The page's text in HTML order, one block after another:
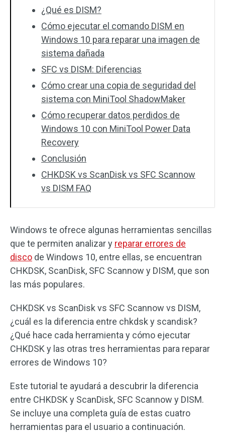
¿Qué es DISM?
Cómo ejecutar el comando DISM en
Windows 10 para reparar una imagen de
sistema dañada
SFC vs DISM: Diferencias
Cómo crear una copia de seguridad del
sistema con MiniTool ShadowMaker
Cómo recuperar datos perdidos de
Windows 10 con MiniTool Power Data
Recovery
Conclusión
CHKDSK vs ScanDisk vs SFC Scannow
vs DISM FAQ
Windows te ofrece algunas herramientas sencillas
que te permiten analizar y reparar errores de
disco de Windows 10, entre ellas, se encuentran
CHKDSK, ScanDisk, SFC Scannow y DISM, que son
las más populares.
CHKDSK vs ScanDisk vs SFC Scannow vs DISM,
¿cuál es la diferencia entre chkdsk y scandisk?
¿Qué hace cada herramienta y cómo ejecutar
CHKDSK y las otras tres herramientas para reparar
errores de Windows 10?
Este tutorial te ayudará a descubrir la diferencia
entre CHKDSK y ScanDisk, SFC Scannow y DISM.
Se incluye una completa guía de estas cuatro
herramientas para el usuario a continuación.